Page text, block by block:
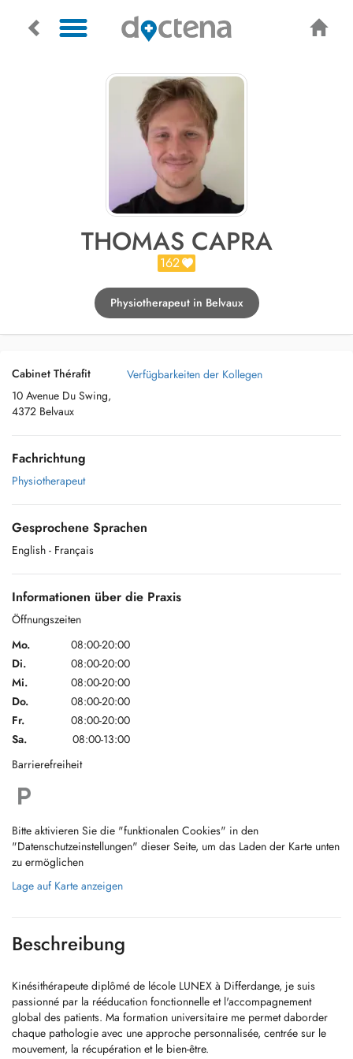
THOMAS CAPRA
162
Physiotherapeut in Belvaux
Cabinet Thérafit
10 Avenue Du Swing,
4372 Belvaux
Verfügbarkeiten der Kollegen
Fachrichtung
Physiotherapeut
Gesprochene Sprachen
English - Français
Informationen über die Praxis
Öffnungszeiten
Mo.
08:00-20:00
Di.
08:00-20:00
Mi.
08:00-20:00
Do.
08:00-20:00
Fr.
08:00-20:00
Sa.
08:00-13:00
Barrierefreiheit
Bitte aktivieren Sie die "funktionalen Cookies" in den
"Datenschutzeinstellungen" dieser Seite, um das Laden der Karte unten
zu ermöglichen
Lage auf Karte anzeigen
Beschreibung
Kinésithérapeute diplômé de lécole LUNEX à Differdange, je suis
passionné par la rééducation fonctionnelle et l'accompagnement
global des patients. Ma formation universitaire me permet daborder
chaque pathologie avec une approche personnalisée, centrée sur le
mouvement, la récupération et le bien-être.